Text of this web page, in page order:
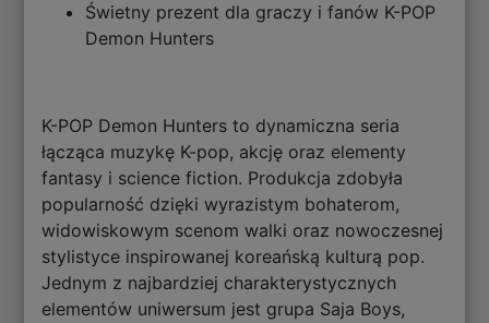
Świetny prezent dla graczy i fanów K-POP
Demon Hunters
K-POP Demon Hunters to dynamiczna seria
łącząca muzykę K-pop, akcję oraz elementy
fantasy i science fiction. Produkcja zdobyła
popularność dzięki wyrazistym bohaterom,
widowiskowym scenom walki oraz nowoczesnej
stylistyce inspirowanej koreańską kulturą pop.
Jednym z najbardziej charakterystycznych
elementów uniwersum jest grupa Saja Boys,